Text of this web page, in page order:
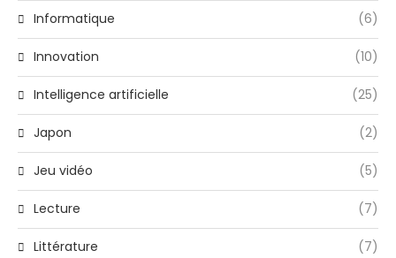
Informatique (6)
Innovation (10)
Intelligence artificielle (25)
Japon (2)
Jeu vidéo (5)
Lecture (7)
Littérature (7)